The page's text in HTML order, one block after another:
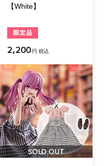
【White】
2,200 円 税込
SOLD OUT